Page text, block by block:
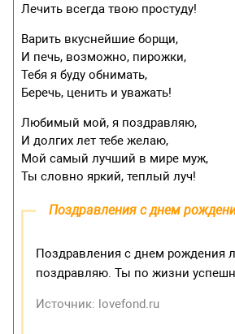
Лечить всегда твою простуду!
Варить вкуснейшие борщи,
И печь, возможно, пирожки,
Тебя я буду обнимать,
Беречь, ценить и уважать!
Любимый мой, я поздравляю,
И долгих лет тебе желаю,
Мой самый лучший в мире муж,
Ты словно яркий, теплый луч!
Поздравления с днем
Поздравления с днем
поздравляю. Ты по жизни
Источник: lovefond.ru